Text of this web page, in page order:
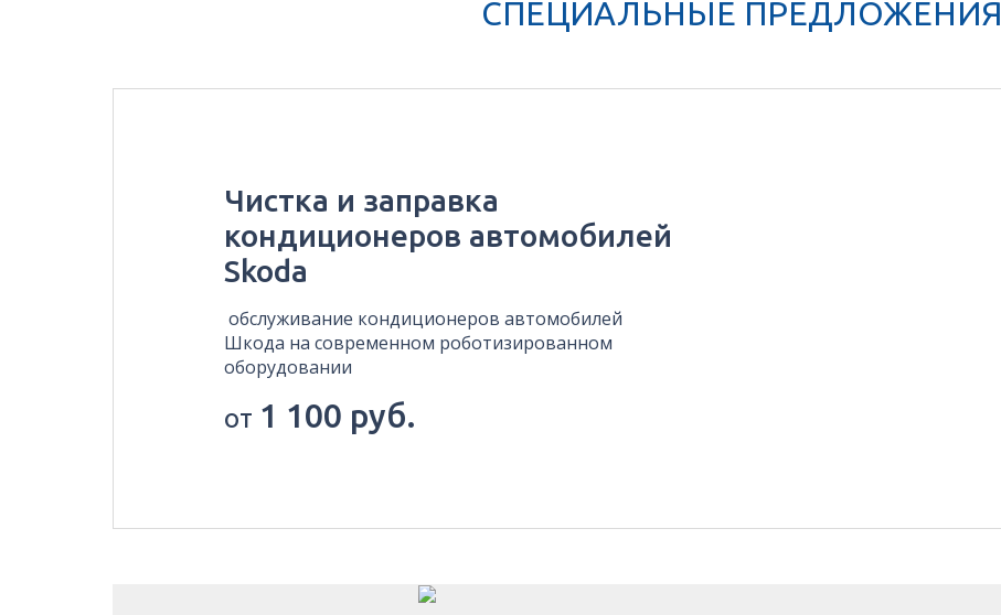
СПЕЦИАЛЬНЫЕ ПРЕДЛОЖЕНИЯ
Чистка и заправка
кондиционеров автомобилей
Skoda
обслуживание кондиционеров автомобилей
Шкода на современном роботизированном
оборудовании
от 1 100 руб.